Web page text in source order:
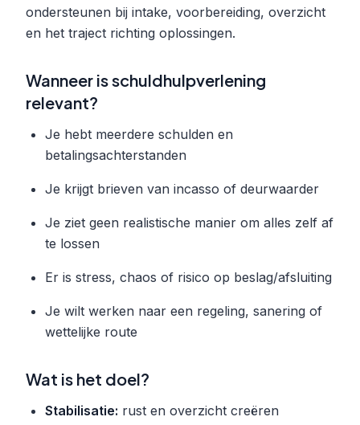
ondersteunen bij intake, voorbereiding, overzicht
en het traject richting oplossingen.
Wanneer is schuldhulpverlening
relevant?
Je hebt meerdere schulden en
betalingsachterstanden
Je krijgt brieven van incasso of deurwaarder
Je ziet geen realistische manier om alles zelf af
te lossen
Er is stress, chaos of risico op beslag/afsluiting
Je wilt werken naar een regeling, sanering of
wettelijke route
Wat is het doel?
Stabilisatie: rust en overzicht creëren